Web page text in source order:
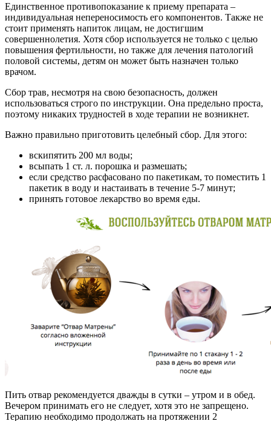
Единственное противопоказание к приему препарата –
индивидуальная непереносимость его компонентов. Также не
стоит применять напиток лицам, не достигшим
совершеннолетия. Хотя сбор используется не только с целью
повышения фертильности, но также для лечения патологий
половой системы, детям он может быть назначен только
врачом.
Сбор трав, несмотря на свою безопасность, должен
использоваться строго по инструкции. Она предельно проста,
поэтому никаких трудностей в ходе терапии не возникнет.
Важно правильно приготовить целебный сбор. Для этого:
вскипятить 200 мл воды;
всыпать 1 ст. л. порошка и размешать;
если средство расфасовано по пакетикам, то поместить 1
пакетик в воду и настаивать в течение 5-7 минут;
принять готовое лекарство во время еды.
Пить отвар рекомендуется дважды в сутки – утром и в обед.
Вечером принимать его не следует, хотя это не запрещено.
Терапию необходимо продолжать на протяжении 2